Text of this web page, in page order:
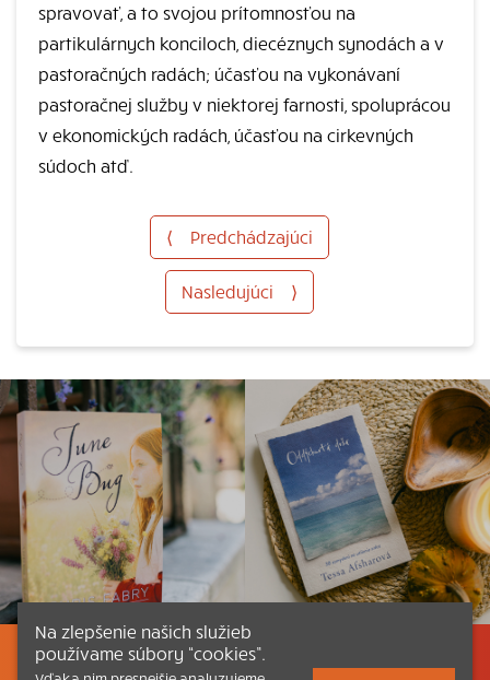
spravovať, a to svojou prítomnosťou na
partikulárnych konciloch, diecéznych synodách a v
pastoračných radách; účasťou na vykonávaní
pastoračnej služby v niektorej farnosti, spoluprácou
v ekonomických radách, účasťou na cirkevných
súdoch atď.
⟨ Predchádzajúci
Nasledujúci ⟩
Listovať Obsah Dokumenty a články
Na zlepšenie našich služieb
používame súbory “cookies”.